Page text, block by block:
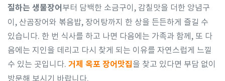
질하는 생물장어부터 담백한 소금구이, 감칠맛을 더한 양념구
이, 산곰장어와 볶음밥, 장어탕까지 한 상을 든든하게 즐길 수
있습니다. 한 번 식사를 하고 나면 다음에는 가족과 함께, 또 다
음에는 지인을 데리고 다시 찾게 되는 이유를 자연스럽게 느낄
수 있는 곳입니다. 거제 옥포 장어맛집을 찾고 있다면 부담 없이
방문해 보시기 바랍니다.